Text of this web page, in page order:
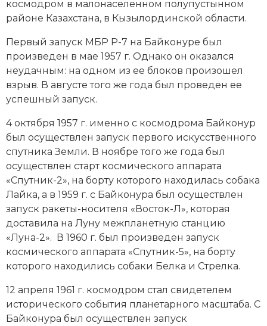
История международных отношений
История, философия, теория и методология
исторического знания
Итория международных отношений
Латинская Америка
Новая история
Новейшая история
Нумизматика
Образование
Общественные объединения и организации
Политическая история
Революции и народные движения
Религия и церковь
космодром в малонаселенном полупустынном
районе Казахстана, в Кызылординской области.
Первый запуск МБР Р-7 на Байконуре был
произведен в мае 1957 г. Однако он оказался
неудачным: на одном из ее блоков произошел
взрыв. В августе того же года был проведен ее
успешный запуск.
4 октября 1957 г. именно с космодрома Байконур
был осуществлен запуск первого искусственного
спутника Земли. В ноябре того же года был
осуществлен старт космического аппарата
«Спутник-2», на борту которого находилась собака
Лайка, а в 1959 г. с Байконура был осуществлен
запуск ракеты-носителя «Восток-Л», которая
доставила на Луну межпланетную станцию
«Луна-2». В 1960 г. был произведен запуск
космического аппарата «Спутник-5», на борту
которого находились собаки Белка и Стрелка.
12 апреля 1961 г. космодром стал свидетелем
исторического события планетарного масштаба. С
Байконура был осуществлен запуск